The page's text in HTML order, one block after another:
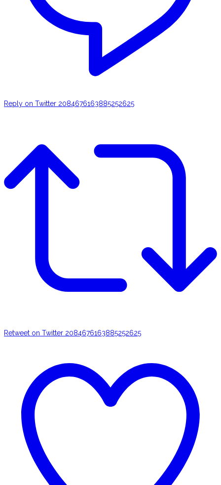
Reply on Twitter 2084676163885252625
Retweet on Twitter 2084676163885252625